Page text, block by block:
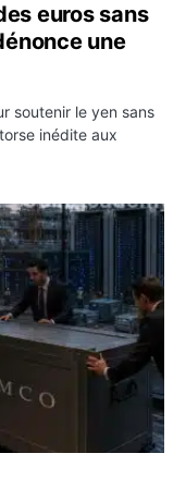
euros sans
une
soutenir le yen sans
inédite aux
11 milliards de